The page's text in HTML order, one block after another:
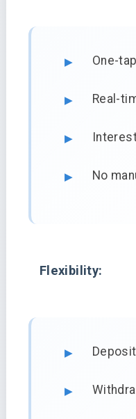
One-
Real-
No
Flexibility: